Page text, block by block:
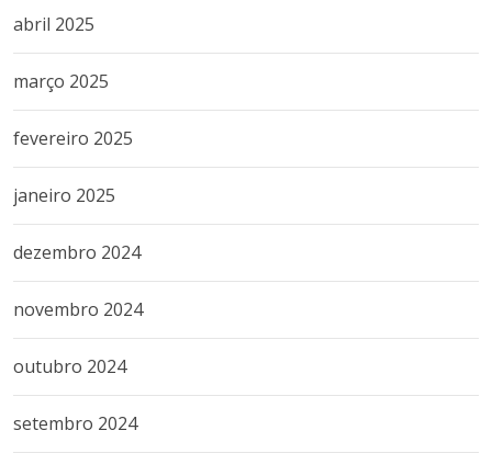
abril 2025
março 2025
fevereiro 2025
janeiro 2025
dezembro 2024
novembro 2024
outubro 2024
setembro 2024